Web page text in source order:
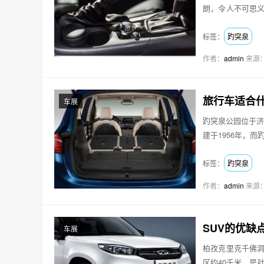
朗，令人不可思
标签： 趵突泉
作者： admin 来源
旅行车适合
车展
趵突泉公园位于
建于1956年，而
标签： 趵突泉
作者： admin 来源
SUV的优缺
车展
柏孜克里克千佛